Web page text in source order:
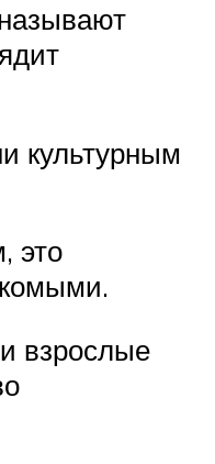
культурным
это
взрослые